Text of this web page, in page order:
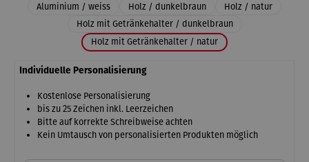
Aluminium / weiss
Holz / dunkelbraun
Holz / natur
Holz mit Getränkehalter / dunkelbraun
Holz mit Getränkehalter / natur
Individuelle Personalisierung
Kostenlose Personalisierung
bis zu 25 Zeichen inkl. Leerzeichen
Bitte auf korrekte Schreibweise achten
Kein Umtausch von personalisierten Produkten möglich